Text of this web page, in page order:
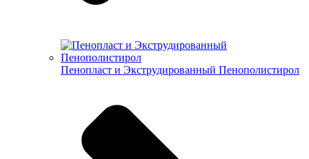
Пенопласт и Экструдированный Пенополистирол